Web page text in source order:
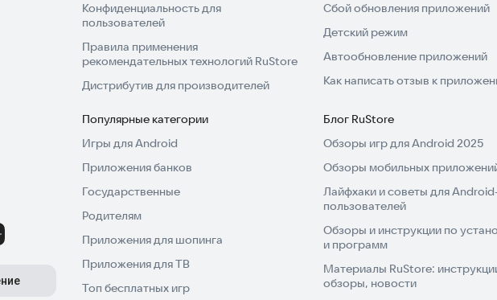
Конфиденциальность для
пользователей
Правила применения
рекомендательных технологий RuStore
Дистрибутив для производителей
Сбой обновления приложений
Детский режим
Автообновление приложений
Как написать отзыв к
Популярные категории
Игры для Android
Приложения банков
Государственные
Родителям
Приложения для шопинга
Приложения для ТВ
Топ бесплатных игр
Блог RuStore
Обзоры игр для Android 2025
Обзоры мобильных
Лайфхаки и советы для
пользователей
Обзоры и инструкции по
и программ
Материалы RuStore:
обзоры, новости